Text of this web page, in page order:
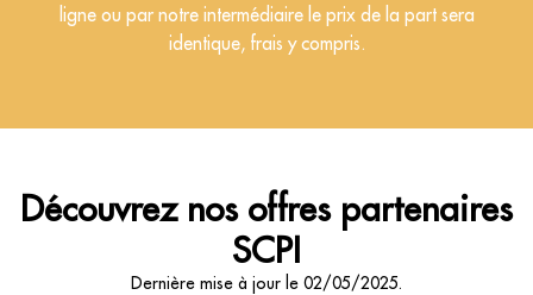
ligne ou par notre intermédiaire le prix de la part sera
identique, frais y compris.
Découvrez nos offres partenaires
SCPI
Dernière mise à jour le 02/05/2025.